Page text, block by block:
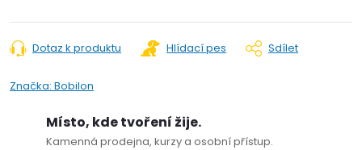
Dotaz k produktu Hlídací pes Sdílet
Značka: Bobilon
Místo, kde tvoření žije.
Kamenná prodejna, kurzy a osobní přístup.